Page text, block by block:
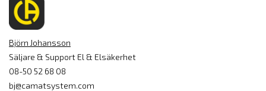
Björn Johansson
Säljare & Support El & Elsäkerhet
08-50 52 68 08
bj@camatsystem.com